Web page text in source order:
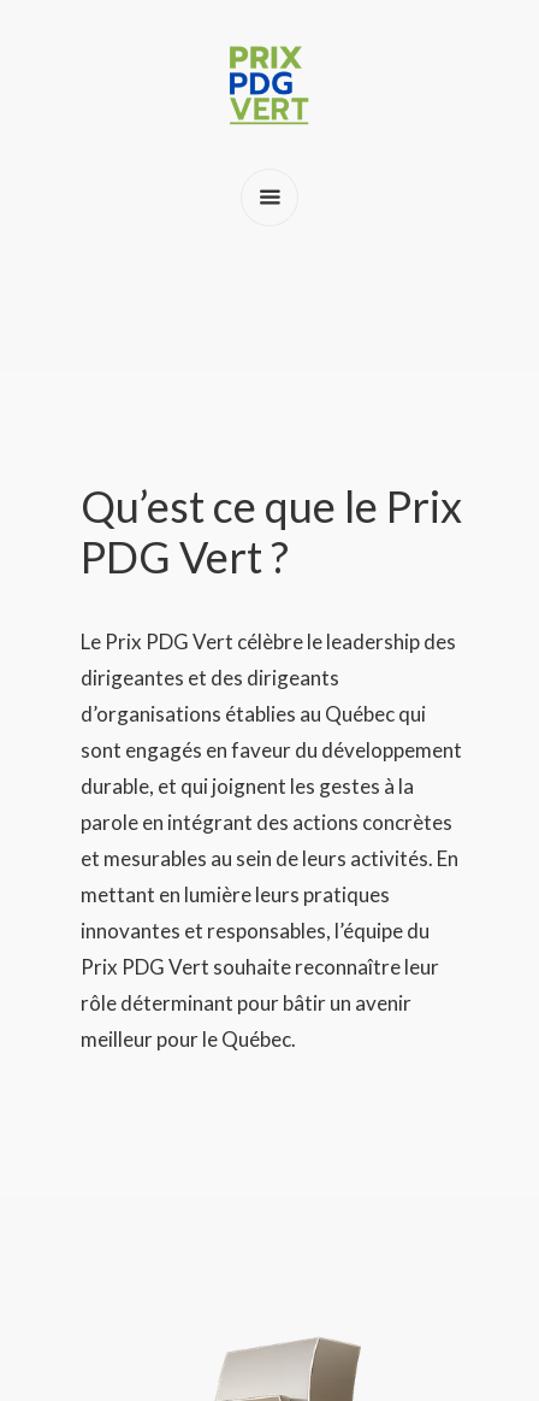
Qu’est ce que le Prix
PDG Vert ?
Le Prix PDG Vert célèbre le leadership des
dirigeantes et des dirigeants
d’organisations établies au Québec qui
sont engagés en faveur du développement
durable, et qui joignent les gestes à la
parole en intégrant des actions concrètes
et mesurables au sein de leurs activités. En
mettant en lumière leurs pratiques
innovantes et responsables, l’équipe du
Prix PDG Vert souhaite reconnaître leur
rôle déterminant pour bâtir un avenir
meilleur pour le Québec.